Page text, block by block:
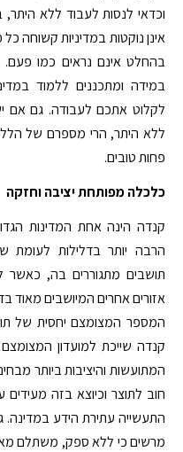
וכדאי לנסות לעבוד ללא
אינן נוקטות במדיניות קשוחה
בהחלט אינם נראים כמו פעם.
במידה ומתכננים ללמוד
לקלוט אתכם לעבודה. גם אם
ללא היתר, הרי מספרם של הללו
פחות טובים.
כלכלה מפותחת יציבה וחזקה
קנדה הינה אחת המדינות
הרבה יותר בדלילות לעומת
תושבים מתגוררים בה, כאשר
אזורים אחרים המיושבים
המספר המצומצם יחסית של
קנדה שייכת למועדון
המתועשות והיציבות ביותר
חוב לתוצר וכיוצא בזה
התעשייה עתירת הידע
מרשים כי ללא ספק, משתלם